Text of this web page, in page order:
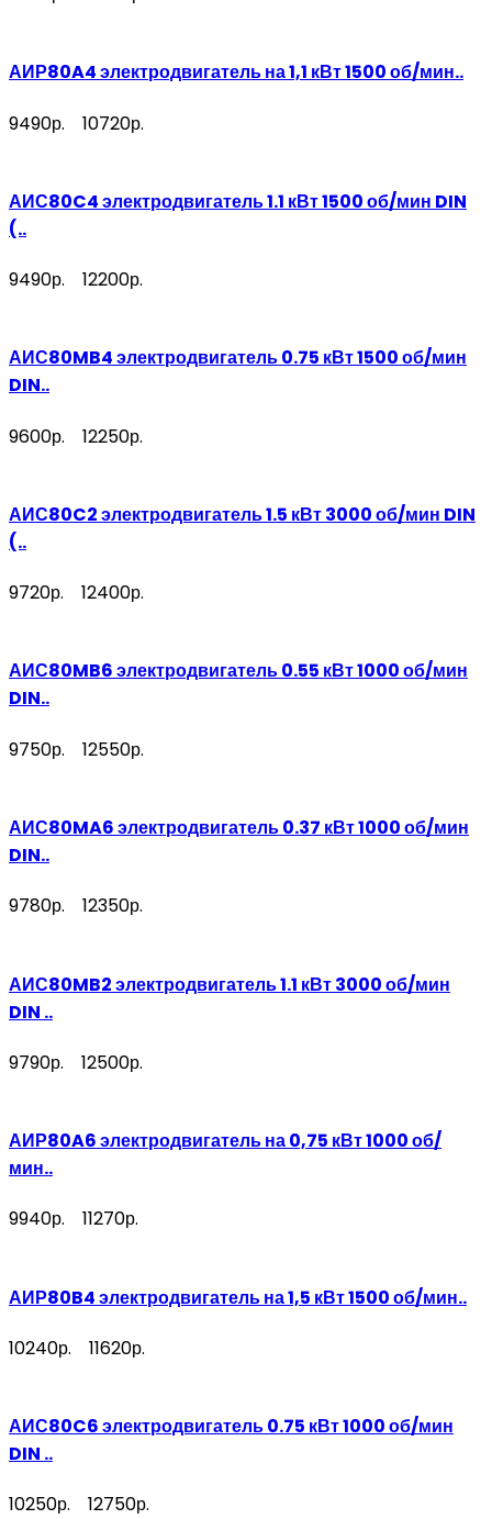
АИР80A4 электродвигатель на 1,1 кВт 1500 об/мин..
9490р. 10720р.
АИС80C4 электродвигатель 1.1 кВт 1500 об/мин DIN
(..
9490р. 12200р.
АИС80MB4 электродвигатель 0.75 кВт 1500 об/мин
DIN..
9600р. 12250р.
АИС80C2 электродвигатель 1.5 кВт 3000 об/мин DIN
(..
9720р. 12400р.
АИС80MB6 электродвигатель 0.55 кВт 1000 об/мин
DIN..
9750р. 12550р.
АИС80MA6 электродвигатель 0.37 кВт 1000 об/мин
DIN..
9780р. 12350р.
АИС80MB2 электродвигатель 1.1 кВт 3000 об/мин
DIN ..
9790р. 12500р.
АИР80A6 электродвигатель на 0,75 кВт 1000 об/
мин..
9940р. 11270р.
АИР80B4 электродвигатель на 1,5 кВт 1500 об/мин..
10240р. 11620р.
АИС80C6 электродвигатель 0.75 кВт 1000 об/мин
DIN ..
10250р. 12750р.